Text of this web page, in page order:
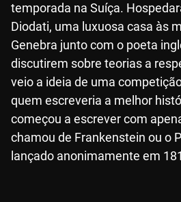
temporada na Suíça.
Diodati, uma luxuosa casa às
Genebra junto com o poeta
discutirem sobre teorias a
veio a ideia de uma
quem escreveria a melhor
começou a escrever com
chamou de Frankenstein ou o
lançado anonimamente em